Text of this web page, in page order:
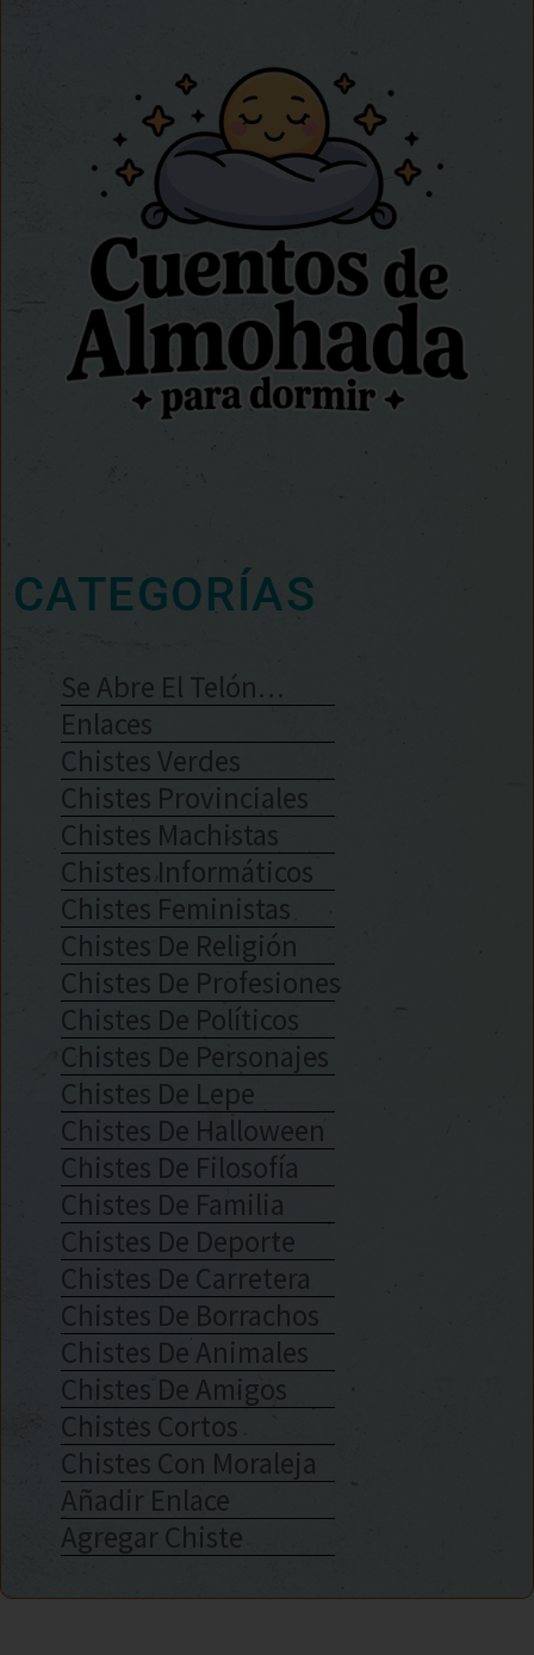
CATEGORÍAS
Se Abre El Telón…
Enlaces
Chistes Verdes
Chistes Provinciales
Chistes Machistas
Chistes Informáticos
Chistes Feministas
Chistes De Religión
Chistes De Profesiones
Chistes De Políticos
Chistes De Personajes
Chistes De Lepe
Chistes De Halloween
Chistes De Filosofía
Chistes De Familia
Chistes De Deporte
Chistes De Carretera
Chistes De Borrachos
Chistes De Animales
Chistes De Amigos
Chistes Cortos
Chistes Con Moraleja
Añadir Enlace
Agregar Chiste